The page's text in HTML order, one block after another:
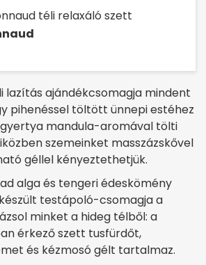
téli relaxáló szett
lazítás ajándékcsomagja mindent
pihenéssel töltött ünnepi estéhez
mandula-aromával tölti
szemeinket masszázskővel
géllel kényeztethetjük.
alga és tengeri édeskömény
testápoló-csomagja a
minket a hideg télből: a
érkező szett tusfürdőt,
és kézmosó gélt tartalmaz.